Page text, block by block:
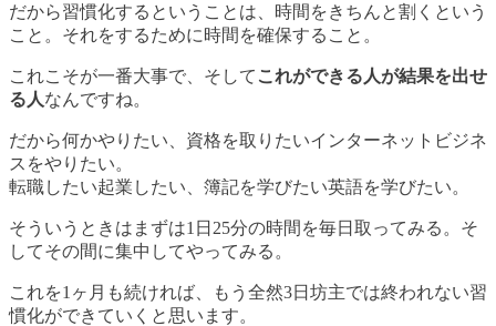
だから習慣化するということは、時間をきちんと割くという
こと。それをするために時間を確保すること。
これこそが一番大事で、そして これができる人が結果を出せ
る人なんですね。
だから何かやりたい、資格を取りたいインターネットビジネ
スをやりたい。
転職したい起業したい、簿記を学びたい英語を学びたい。
そういうときは まずは1日25分の時間を毎日取ってみる 。そ
してその間に集中してやってみる。
これを1ヶ月も続ければ、もう全然3日坊主では終われない習
慣化ができていくと思います。